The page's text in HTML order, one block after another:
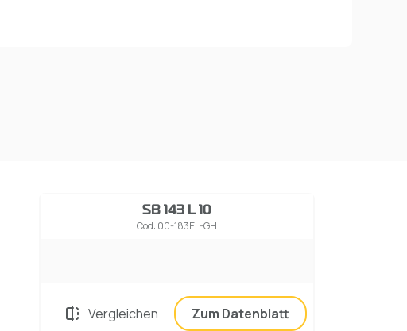
SB 143 L 10
Cod: 00-183EL-GH
Vergleichen Zum Datenblatt